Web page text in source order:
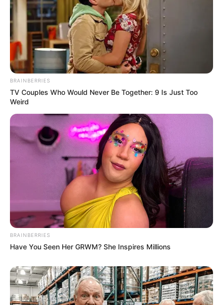
BRAINBERRIES
TV Couples Who Would Never Be Together: 9 Is Just Too
Weird
BRAINBERRIES
Have You Seen Her GRWM? She Inspires Millions